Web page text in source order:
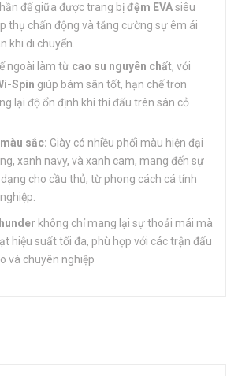
đế giữa được trang bịđệm EVAsiêu
thụ chấn động và tăng cường sự êm ái
khi di chuyển.
ngoài làm từ cao su nguyên chất, với
Spin giúp bám sân tốt, hạn chế trơn
lại độ ổn định khi thi đấu trên sân cỏ
sắc: Giày có nhiều phối màu hiện đại
xanh navy, và xanh cam, mang đến sự
dạng cho cầu thủ, từ phong cách cá tính
không chỉ mang lại sự thoải mái mà
hiệu suất tối đa, phù hợp với các trận đấu
và chuyên nghiệp